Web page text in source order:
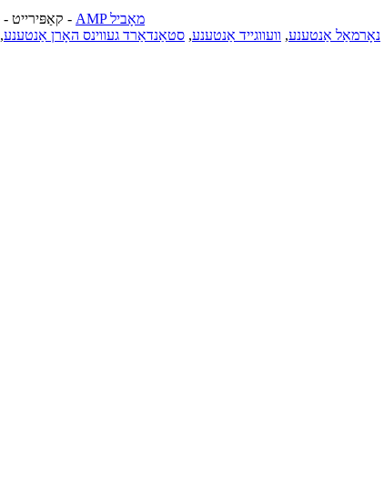
© קאַפּירייט - 2019-2026: אַלע רעכטן רעזערווירט. -
AMP מאָביל
נאָרמאַל אַנטענע, וועווגייד אַנטענע, סטאַנדאַרד געווינס האָרן אַנטענע,